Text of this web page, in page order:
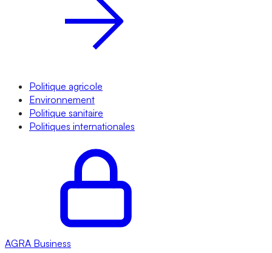
Politique agricole
Environnement
Politique sanitaire
Politiques internationales
AGRA Business